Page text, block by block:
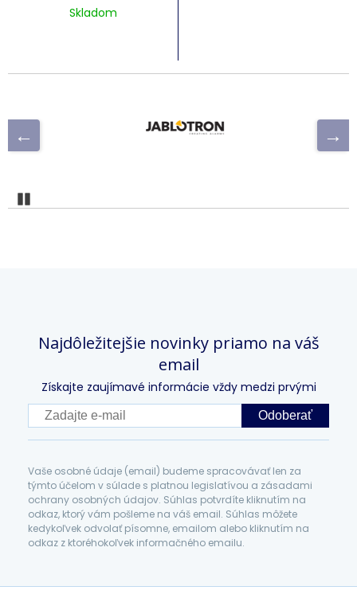
Skladom
Najdôležitejšie novinky priamo na váš
email
Získajte zaujímavé informácie vždy medzi prvými
Odoberať
Vaše osobné údaje (email) budeme spracovávať len za
týmto účelom v súlade s platnou legislatívou a zásadami
ochrany osobných údajov. Súhlas potvrdíte kliknutím na
odkaz, ktorý vám pošleme na váš email. Súhlas môžete
kedykoľvek odvolať písomne, emailom alebo kliknutím na
odkaz z ktoréhokoľvek informačného emailu.